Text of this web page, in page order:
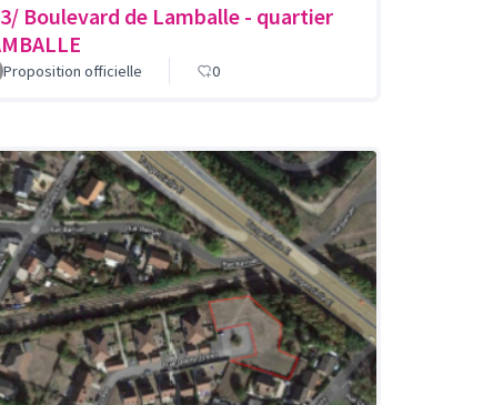
Boulevard de Lamballe - quartier
Proposition officielle 0